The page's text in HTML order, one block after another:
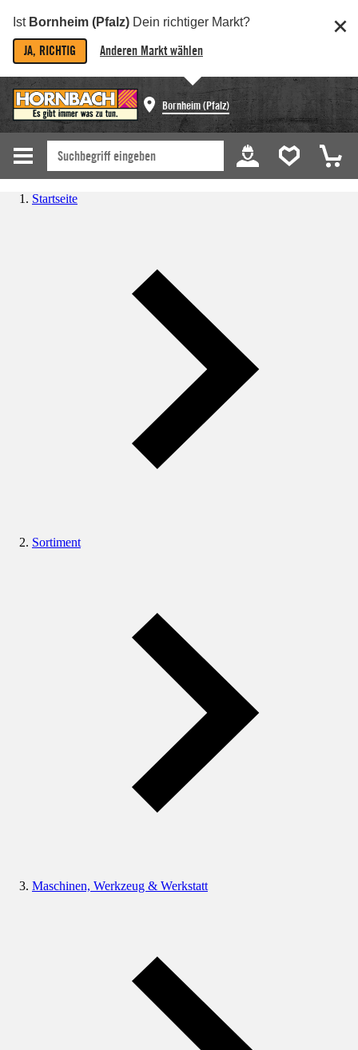
Ist Bornheim (Pfalz) Dein richtiger Markt?
JA, RICHTIG Anderen Markt wählen
Bornheim (Pfalz)
Startseite
Sortiment
Maschinen, Werkzeug & Werkstatt